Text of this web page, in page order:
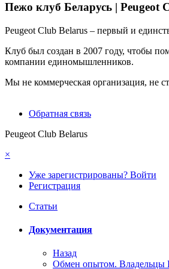
Пежо клуб Беларусь | Peugeot
Peugeot Club Belarus – первый и
Клуб был создан в 2007 году, чтобы
компании единомышленников.
Мы не коммерческая организация, не
Обратная связь
Peugeot Club Belarus
×
Уже зарегистрированы? Войти
Регистрация
Статьи
Документация
Назад
Обмен опытом. Владельцы